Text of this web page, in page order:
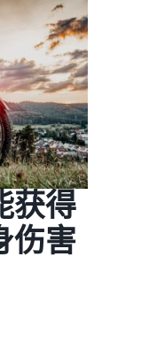
获得
伤害